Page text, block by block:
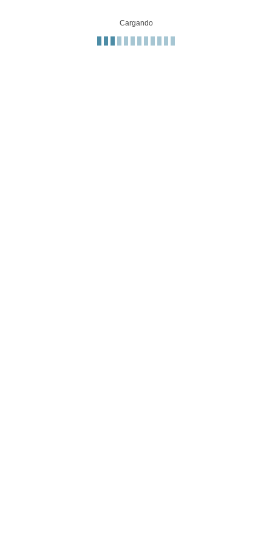
Cargando